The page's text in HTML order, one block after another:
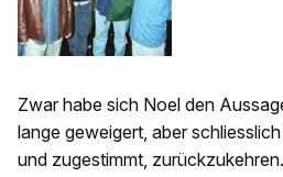
Zwar habe sich Noel den
lange geweigert, aber
und zugestimmt,